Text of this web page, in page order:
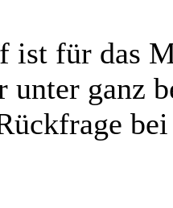
ist für das
unter ganz